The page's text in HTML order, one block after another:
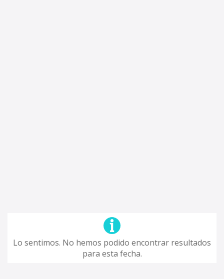
Lo sentimos. No hemos podido encontrar resultados
para esta fecha.